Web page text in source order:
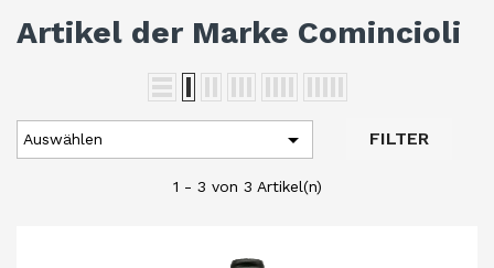
Artikel der Marke Comincioli
Auswählen  FILTER
1 - 3 von 3 Artikel(n)